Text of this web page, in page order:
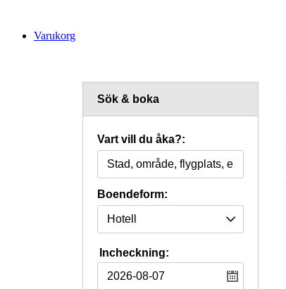
Varukorg
Sök & boka
Vart vill du åka?:
Boendeform:
Incheckning: